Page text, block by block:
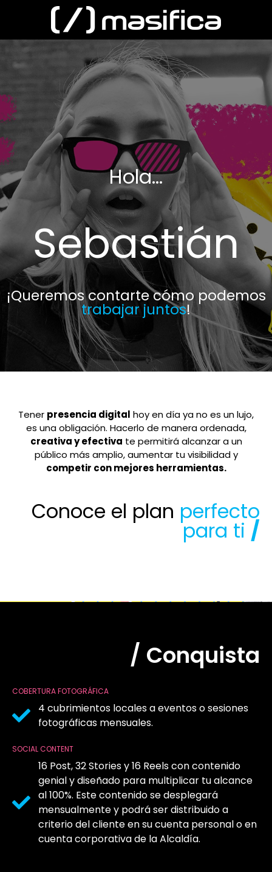
Hola...
Sebastián
¡Queremos contarte cómo podemos
trabajar juntos!
Tener presencia digital hoy en día ya no es un lujo,
es una obligación. Hacerlo de manera ordenada,
creativa y efectiva te permitirá alcanzar a un
público más amplio, aumentar tu visibilidad y
competir con mejores herramientas.
Conoce el plan perfecto
para ti /
/ Conquista
COBERTURA FOTOGRÁFICA
4 cubrimientos locales a eventos o sesiones
fotográficas mensuales.
SOCIAL CONTENT
16 Post, 32 Stories y 16 Reels con contenido
genial y diseñado para multiplicar tu alcance
al 100%. Este contenido se desplegará
mensualmente y podrá ser distribuido a
criterio del cliente en su cuenta personal o en
cuenta corporativa de la Alcaldía.